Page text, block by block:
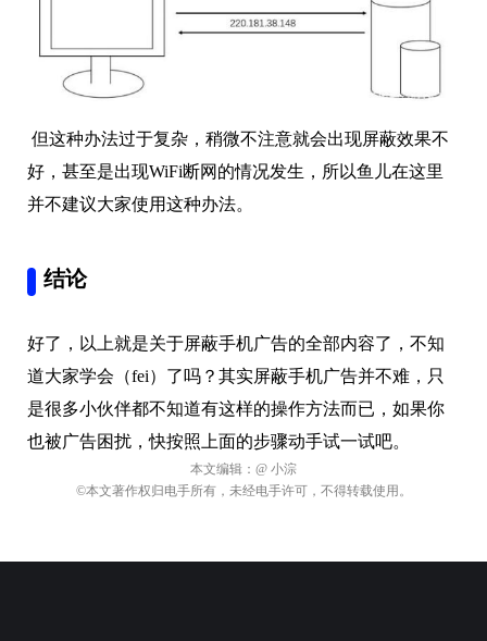
但这种办法过于复杂，稍微不注意就会出现屏蔽效果不
好，甚至是出现WiFi断网的情况发生，所以鱼儿在这里
并不建议大家使用这种办法。
结论
好了，以上就是关于屏蔽手机广告的全部内容了，不知
道大家学会（fei）了吗？其实屏蔽手机广告并不难，只
是很多小伙伴都不知道有这样的操作方法而已，如果你
也被广告困扰，快按照上面的步骤动手试一试吧。
本文编辑： @ 小淙
©本文著作权归电手所有，未经电手许可，不得转载使用。